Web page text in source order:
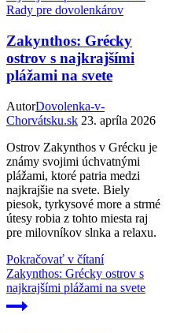
Rady pre dovolenkárov
Zakynthos: Grécky
ostrov s najkrajšími
plážami na svete
AutorDovolenka-v-
Chorvátsku.sk 23. apríla 2026
Ostrov Zakynthos v Grécku je
známy svojimi úchvatnými
plážami, ktoré patria medzi
najkrajšie na svete. Biely
piesok, tyrkysové more a strmé
útesy robia z tohto miesta raj
pre milovníkov slnka a relaxu.
Pokračovať v čítaní
Zakynthos: Grécky ostrov s
najkrajšími plážami na svete